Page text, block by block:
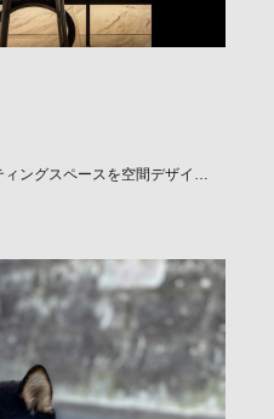
ィングスペースを空間デザイ…